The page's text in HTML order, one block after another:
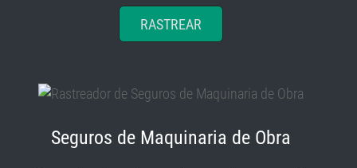
RASTREAR
Seguros de Maquinaria de Obra